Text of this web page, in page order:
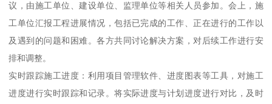
议，由施工单位、建设单位、监理单位等相关人员参加。会上，施
工单位汇报工程进展情况，包括已完成的工作、正在进行的工作以
及遇到的问题和困难。各方共同讨论解决方案，对后续工作进行安
排和调整。
实时跟踪施工进度：利用项目管理软件、进度图表等工具，对施工
进度进行实时跟踪和记录。将实际进度与计划进度进行对比，及时